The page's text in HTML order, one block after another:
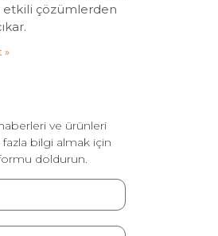
etkili çözümlerden
»
ve ürünleri
fazla bilgi almak için
doldurun.